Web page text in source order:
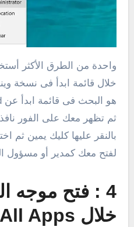
لفتح معك كمدير أو مسؤول
4 : فتح موجه
خلال All Apps